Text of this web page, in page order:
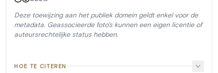
Deze toewijzing aan het publiek domein geldt enkel voor de
metadata. Geassocieerde foto's kunnen een eigen licentie of
auteursrechtelijke status hebben.
HOE TE CITEREN